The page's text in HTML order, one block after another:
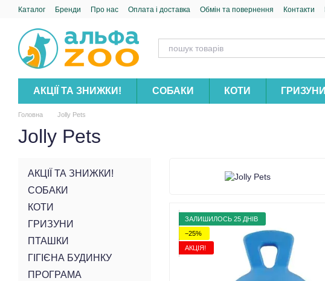
Перейти до основного контенту
Каталог Бренди Про нас Оплата і доставка Обмін та повернення Контакти
АКЦІЇ ТА ЗНИЖКИ! СОБАКИ КОТИ ГРИЗУНИ
Головна Jolly Pets
Jolly Pets
ЗАЛИШИЛОСЬ 25 ДНІВ
−25%
АКЦІЯ!
АКЦІЇ ТА ЗНИЖКИ!
СОБАКИ
КОТИ
ГРИЗУНИ
ПТАШКИ
ГІГІЄНА БУДИНКУ
ПРОГРАМА